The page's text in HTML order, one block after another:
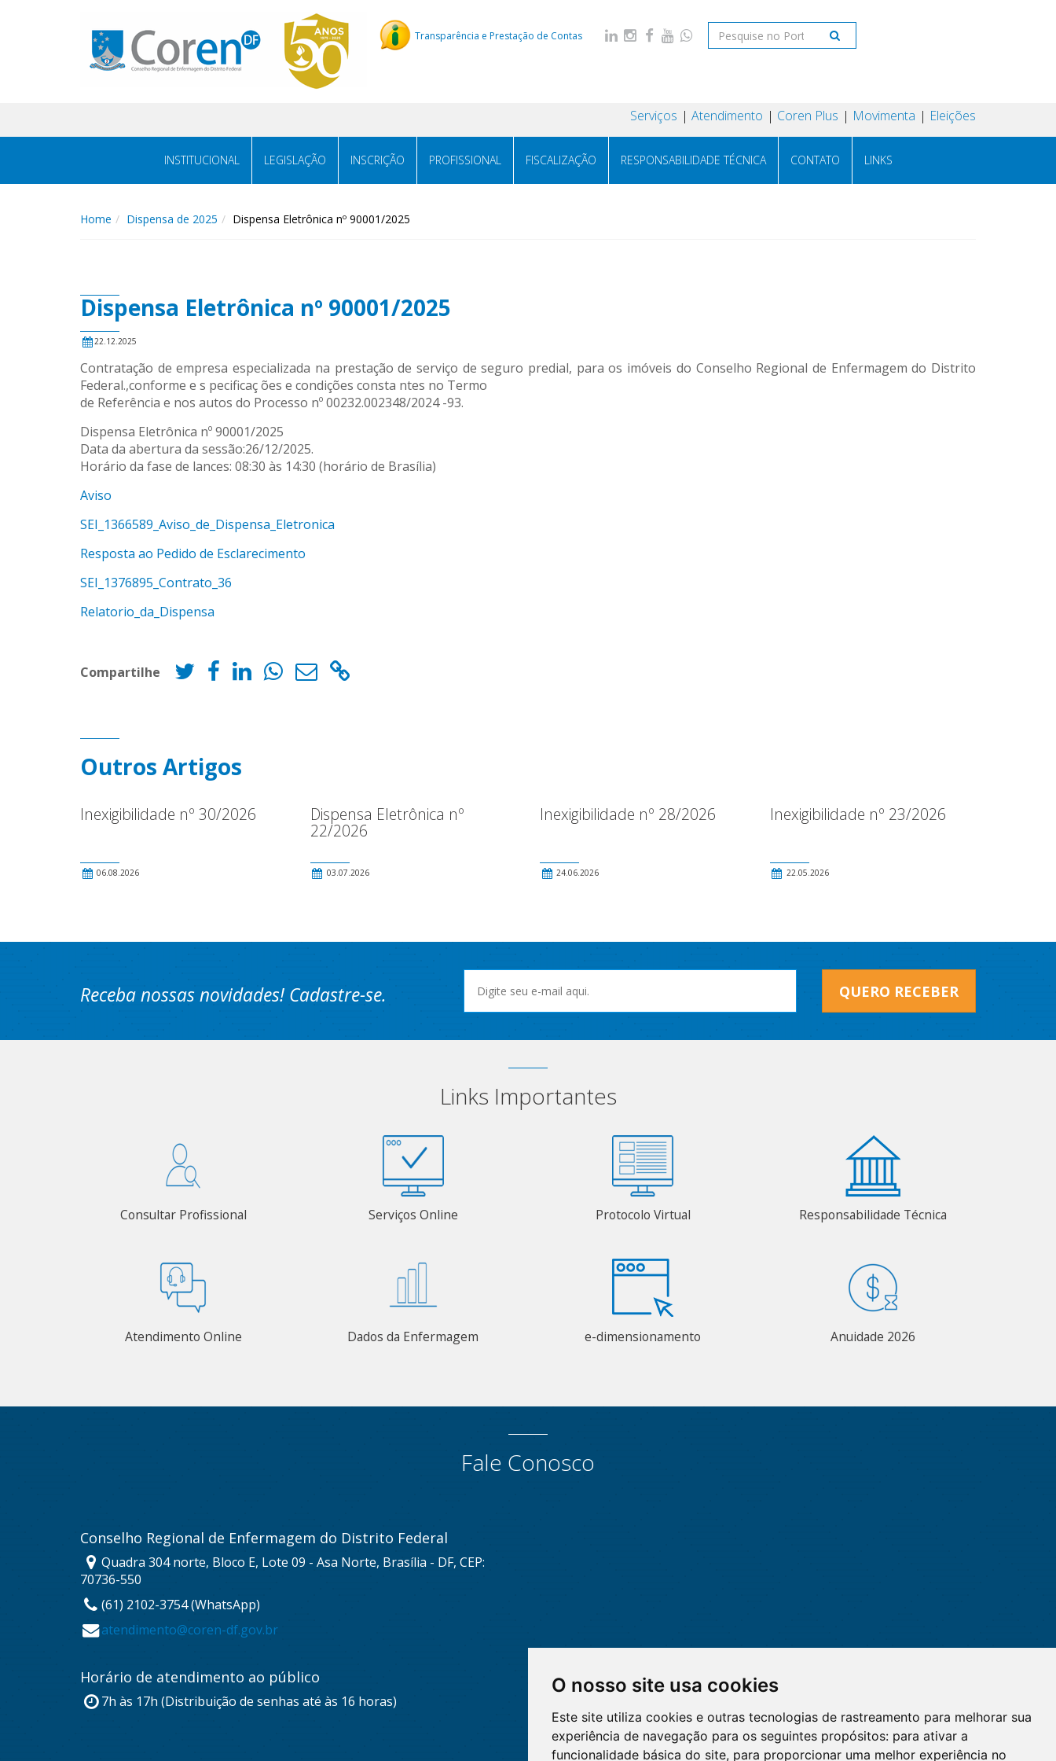
O nosso site usa cookies
Este site utiliza cookies e outras tecnologias de rastreamento para melhorar sua
experiência de navegação para os seguintes propósitos: para ativar a
funcionalidade básica do site, para proporcionar uma melhor experiência no
Transparência e Prestação de Contas
Serviços Atendimento Coren Plus Movimenta Eleições
INSTITUCIONAL LEGISLAÇÃO INSCRIÇÃO PROFISSIONAL FISCALIZAÇÃO RESPONSABILIDADE TÉCNICA CONTATO LINKS
Home Dispensa de 2025 Dispensa Eletrônica nº 90001/2025
Dispensa Eletrônica nº 90001/2025
22.12.2025
Contratação de empresa especializada na prestação de serviço de seguro predial, para os imóveis do Conselho Regional de Enfermagem do Distrito
Federal.,conforme e s pecificaç ões e condições consta ntes no Termo
de Referência e nos autos do Processo nº 00232.002348/2024 -93.
Dispensa Eletrônica nº 90001/2025
Data da abertura da sessão:26/12/2025.
Horário da fase de lances: 08:30 às 14:30 (horário de Brasília)
Aviso
SEI_1366589_Aviso_de_Dispensa_Eletronica
Resposta ao Pedido de Esclarecimento
SEI_1376895_Contrato_36
Relatorio_da_Dispensa
Compartilhe
Outros Artigos
Inexigibilidade nº 30/2026
06.08.2026
Dispensa Eletrônica nº
22/2026
03.07.2026
Inexigibilidade nº 28/2026
24.06.2026
Inexigibilidade nº 23/2026
22.05.2026
Receba nossas novidades! Cadastre-se. QUERO RECEBER
Links Importantes
Consultar Profissional Serviços Online Protocolo Virtual Responsabilidade Técnica
Atendimento Online Dados da Enfermagem e-dimensionamento Anuidade 2026
Fale Conosco
Conselho Regional de Enfermagem do Distrito Federal
Quadra 304 norte, Bloco E, Lote 09 - Asa Norte, Brasília - DF, CEP:
70736-550
(61) 2102-3754 (WhatsApp)
atendimento@coren-df.gov.br
Horário de atendimento ao público
7h às 17h (Distribuição de senhas até às 16 horas)